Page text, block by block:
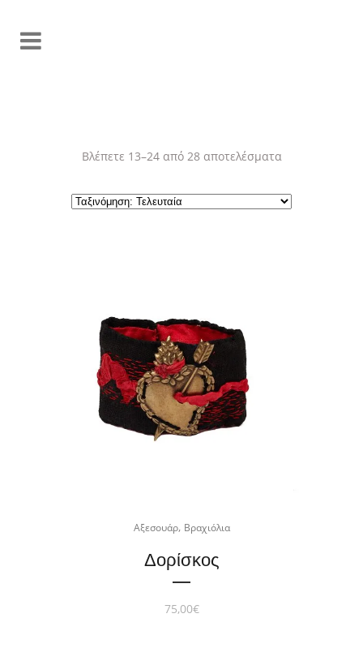
Βλέπετε 13–24 από 28 αποτελέσματαSorted
by
Αξεσουάρ, Βραχιόλια
Δορίσκος
75,00€